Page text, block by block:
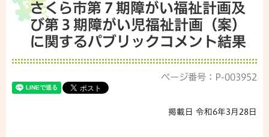
さくら市第７期障がい福祉計画及
び第３期障がい児福祉計画（案）
に関するパブリックコメント結果
ページ番号：P-003952
掲載日 令和6年3月28日